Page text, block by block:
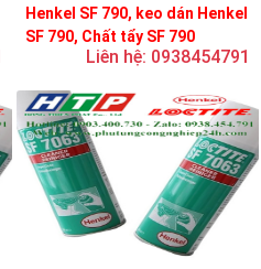
Henkel SF 790, keo dán Henkel
SF 790, Chất tẩy SF 790
Liên hệ: 0938454791